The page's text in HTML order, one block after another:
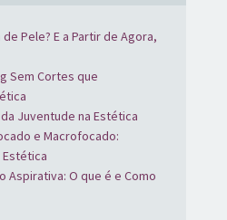
de Pele? E a Partir de Agora,
Sem Cortes que
Juventude na Estética
e Macrofocado:
Estética
Aspirativa: O que é e Como